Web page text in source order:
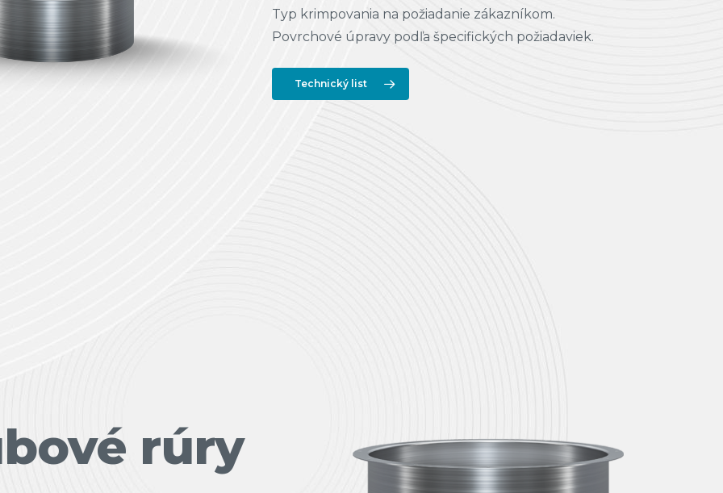
Typ krimpovania na požiadanie zákazníkom.
Povrchové úpravy podľa špecifických požiadaviek.
Technický list
rúry